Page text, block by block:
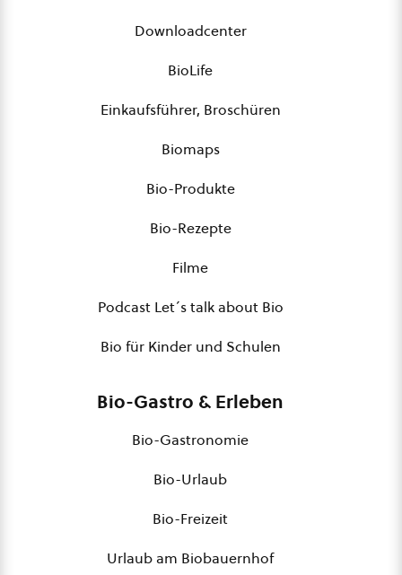
Downloadcenter
BioLife
Einkaufsführer, Broschüren
Biomaps
Bio-Produkte
Bio-Rezepte
Filme
Podcast Let´s talk about Bio
Bio für Kinder und Schulen
Bio-Gastro & Erleben
Bio-Gastronomie
Bio-Urlaub
Bio-Freizeit
Urlaub am Biobauernhof